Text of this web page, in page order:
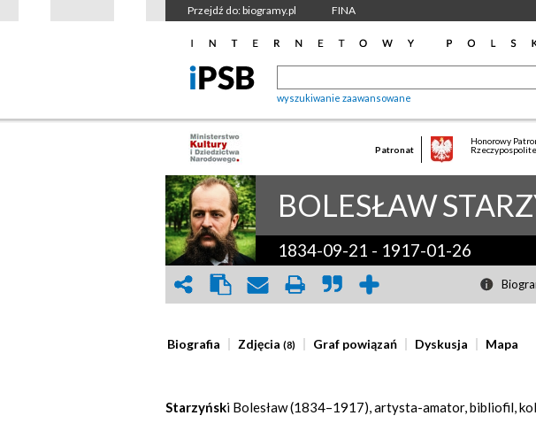
Przejdź do: biogramy.pl FINA
wyszukiwanie zaawansowane
Patronat
Honorowy
BOLESŁAW
1834-09-21 - 1917-01-26
Biografia Zdjęcia(8) Graf powiązań Dyskusja Mapa
Starzyński Bolesław (1834–1917), artysta-amator, bibliofil,